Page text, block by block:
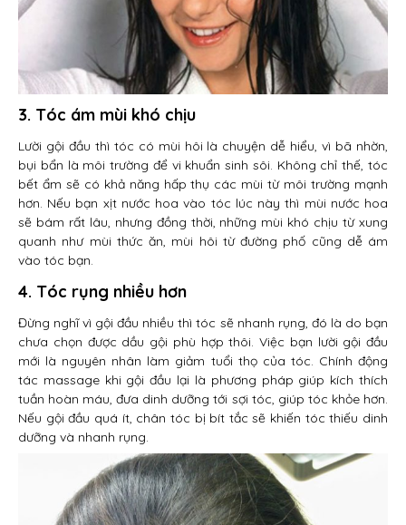
3. Tóc ám mùi khó chịu
Lười gội đầu thì tóc có mùi hôi là chuyện dễ hiểu, vì bã nhờn,
bụi bẩn là môi trường để vi khuẩn sinh sôi. Không chỉ thế, tóc
bết ẩm sẽ có khả năng hấp thụ các mùi từ môi trường mạnh
hơn. Nếu bạn xịt nước hoa vào tóc lúc này thì mùi nước hoa
sẽ bám rất lâu, nhưng đồng thời, những mùi khó chịu từ xung
quanh như mùi thức ăn, mùi hôi từ đường phố cũng dễ ám
vào tóc bạn.
4. Tóc rụng nhiều hơn
Đừng nghĩ vì gội đầu nhiều thì tóc sẽ nhanh rụng, đó là do bạn
chưa chọn được dầu gội phù hợp thôi. Việc bạn lười gội đầu
mới là nguyên nhân làm giảm tuổi thọ của tóc. Chính động
tác massage khi gội đầu lại là phương pháp giúp kích thích
tuần hoàn máu, đưa dinh dưỡng tới sợi tóc, giúp tóc khỏe hơn.
Nếu gội đầu quá ít, chân tóc bị bít tắc sẽ khiến tóc thiếu dinh
dưỡng và nhanh rụng.